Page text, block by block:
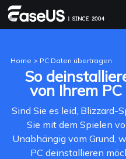
Home > PC Daten übertragen
So
von Ihrem
Sind Sie es leid, Blizzard-
Sie mit dem Spielen
Unabhängig vom Grund,
PC deinstallieren